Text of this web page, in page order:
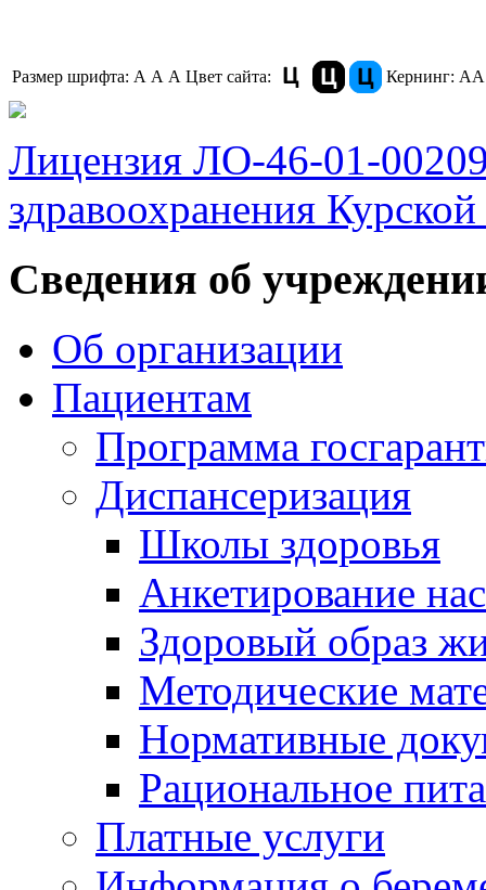
Размер шрифта: A A A Цвет сайта: Кернинг: АА
Лицензия ЛО-46-01-
здравоохранения
Сведения об
Об организации
Пациентам
Программа
Диспансеризация
Школы здоровья
Анкетирование
Здоровый образ
Методические
Нормативные
Рациональное
Платные услуги